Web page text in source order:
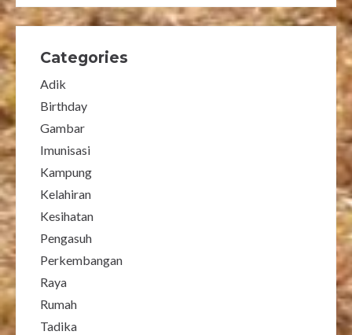
Categories
Adik
Birthday
Gambar
Imunisasi
Kampung
Kelahiran
Kesihatan
Pengasuh
Perkembangan
Raya
Rumah
Tadika